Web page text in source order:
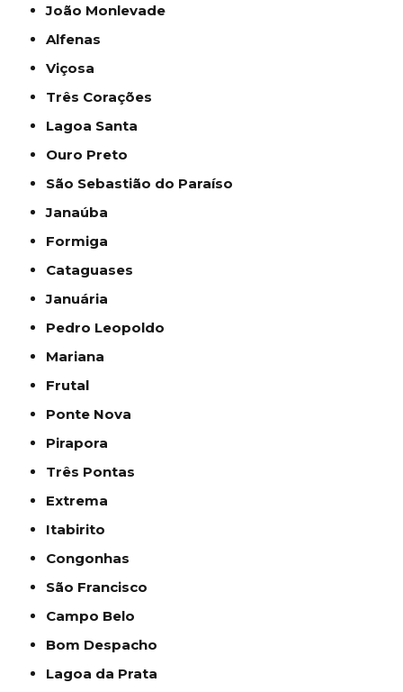
João Monlevade
Alfenas
Viçosa
Três Corações
Lagoa Santa
Ouro Preto
São Sebastião do Paraíso
Janaúba
Formiga
Cataguases
Januária
Pedro Leopoldo
Mariana
Frutal
Ponte Nova
Pirapora
Três Pontas
Extrema
Itabirito
Congonhas
São Francisco
Campo Belo
Bom Despacho
Lagoa da Prata